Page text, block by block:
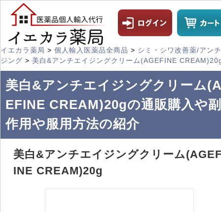
イエカラ薬局 > 個人輸入医薬品全商品 > シミ・シワ改善薬/アン
ジング > 美白&アンチエイジングクリーム(AGEFINE
美白&アンチエイジングクリーム
EFINE CREAM)20gの通販購入や副
作用や服用方法の紹介
美白&アンチエイジングクリーム
INE CREAM)20g